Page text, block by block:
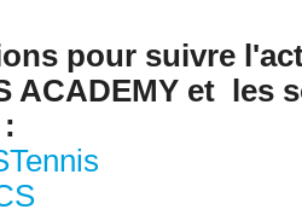
pour suivre
ACADEMY et les
: